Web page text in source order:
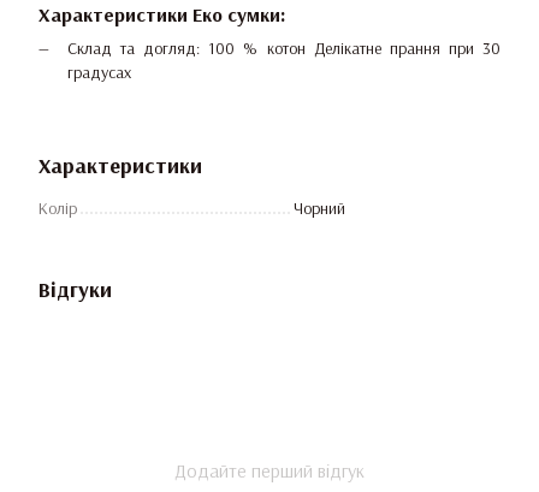
Характеристики Еко сумки:
Склад та догляд: 100 % котон Делікатне прання при 30
градусах
Характеристики
Колір Чорний
Відгуки
Додайте перший відгук